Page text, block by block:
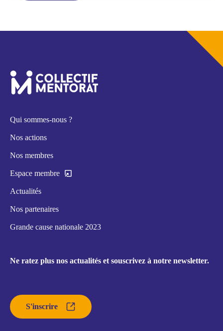
Qui sommes-nous ?
Nos actions
Nos membres
Espace membre
Actualités
Nos partenaires
Grande cause nationale 2023
Ne ratez plus nos actualités et souscrivez à notre newsletter.
S'inscrire